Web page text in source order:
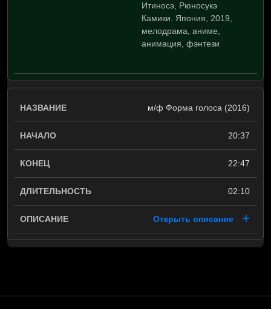
Итиносэ, Рюносукэ
Камики. Япония, 2019,
мелодрама, аниме,
анимация, фэнтези
м/ф Форма голоса (2016)
20:37
22:47
02:10
Открыть описание